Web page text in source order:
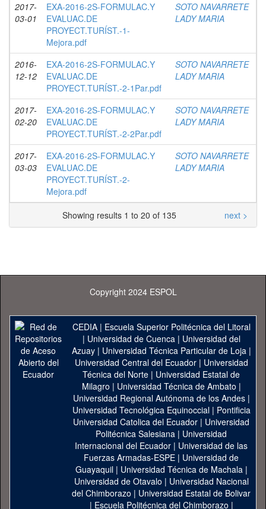
2017-
03-01
EXA-2016-2S-FORMULAC.Y
EVALUAC.DE
PROYECT.TURÍST.-1-
Mejora.pdf
SOTO NAVARRETE
LADY MARIA
2016-
12-12
EXA-2016-2S-FORMULAC.Y
EVALUAC.DE
PROYECT.TURÍST.-2-1Par.pdf
SOTO NAVARRETE
LADY MARIA
2017-
02-20
EXA-2016-2S-FORMULAC.Y
EVALUAC.DE
PROYECT.TURÍST.-2-2Par.pdf
SOTO NAVARRETE
LADY MARIA
2017-
03-03
EXA-2016-2S-FORMULAC.Y
EVALUAC.DE
PROYECT.TURÍST.-2-
Mejora.pdf
SOTO NAVARRETE
LADY MARIA
Showing results 1 to 20 of 135 next >
Copyright 2024 ESPOL
CEDIA| Escuela Superior Politécnica del Litoral
| Universidad de Cuenca| Universidad del
Azuay| Universidad Técnica Particular de Loja|
Universidad Central del Ecuador| Universidad
Técnica del Norte | Universidad Estatal de
Milagro | Universidad Técnica de Ambato |
Universidad Regional Autónoma de los Andes|
Universidad Tecnológica Equinoccial| Pontificia
Universidad Catolica del Ecuador | Universidad
Politécnica Salesiana | Universidad
Internacional del Ecuador | Universidad de las
Fuerzas Armadas-ESPE | Universidad de
Guayaquil| Universidad Técnica de Machala|
Universidad de Otavalo | Universidad Nacional
del Chimborazo | Universidad Estatal de Bolivar
| Escuela Politécnica del Chimborazo |